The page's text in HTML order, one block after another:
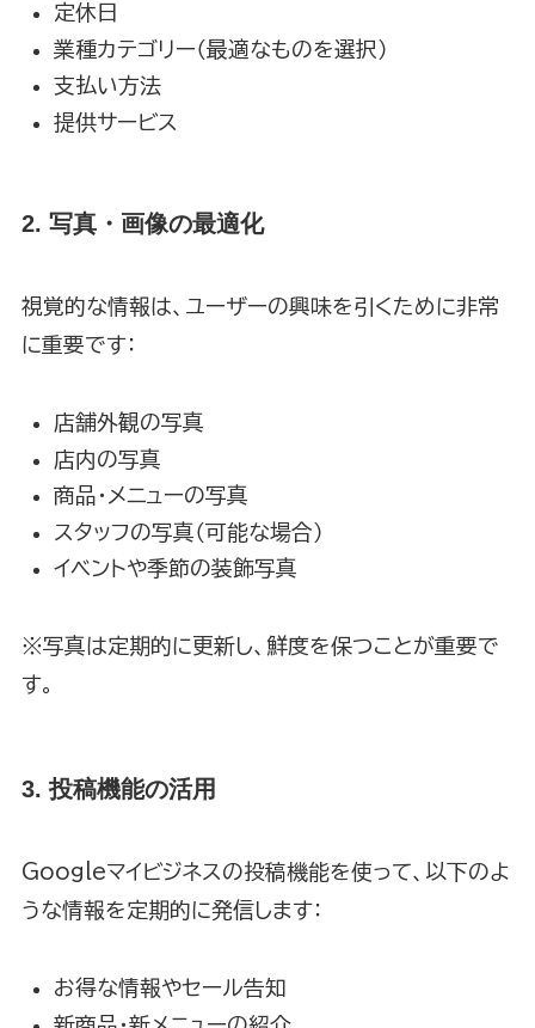
定休日
業種カテゴリー（最適なものを選択）
支払い方法
提供サービス
2. 写真・画像の最適化
視覚的な情報は、ユーザーの興味を引くために非常
に重要です：
店舗外観の写真
店内の写真
商品・メニューの写真
スタッフの写真（可能な場合）
イベントや季節の装飾写真
※写真は定期的に更新し、鮮度を保つことが重要で
す。
3. 投稿機能の活用
Googleマイビジネスの投稿機能を使って、以下のよ
うな情報を定期的に発信します：
お得な情報やセール告知